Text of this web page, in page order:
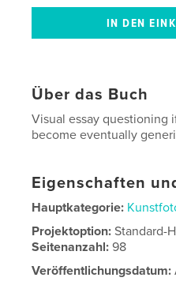
Über das Buch
Visual essay questioning
become eventually
Eigenschaften
Hauptkategorie:
Projektoption:Standard-
Seitenanzahl:98
Veröffentlichungsdatum: